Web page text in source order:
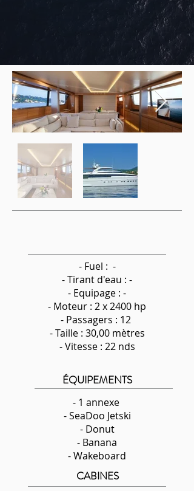
- Fuel : -
-Tirant d'eau : -
- Equipage : -
- Moteur : 2 x 2400 hp
- Passagers : 12
- Taille : 30,00 mètres
- Vitesse : 22 nds
ÉQUIPEMENTS
- 1 annexe
- SeaDoo Jetski
- Donut
- Banana
- Wakeboard
CABINES